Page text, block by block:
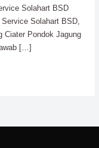
Solahart BSD
Solahart BSD,
Ciater Pondok Jagung
[…]